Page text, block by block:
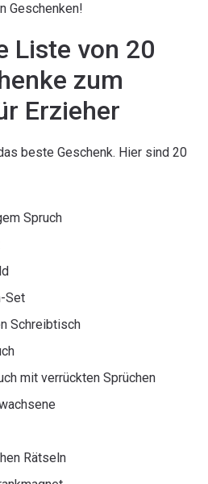
Geschenken!
Liste von 20
zum
Erzieher
beste Geschenk. Hier sind 20
Spruch
Set
Schreibtisch
mit verrückten Sprüchen
Rätseln